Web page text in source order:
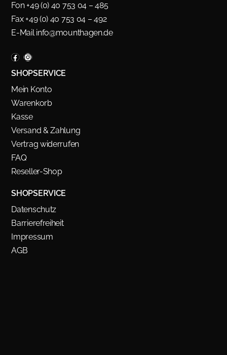
Fon +49 (0) 40 753 04 – 485
Fax +49 (0) 40 753 04 – 492
E-Mailinfo@mounthagen.de
SHOPSERVICE
Mein Konto
Warenkorb
Kasse
Versand & Zahlung
Vertrag widerrufen
FAQ
Reseller-Shop
SHOPSERVICE
Datenschutz
Barrierefreiheit
Impressum
AGB